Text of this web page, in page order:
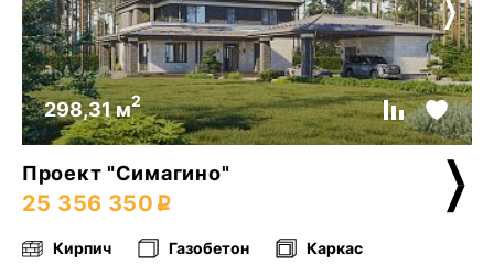
298,31 м2
Проект "Симагино"
25 356 350
Кирпич Газобетон Каркас